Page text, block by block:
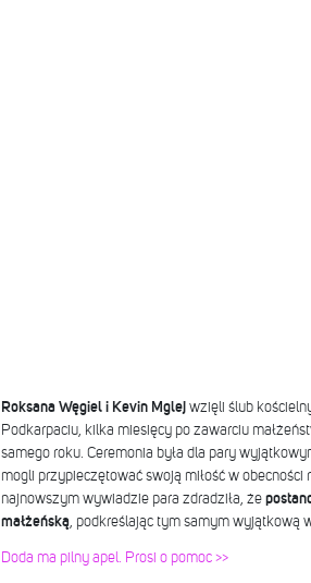
Roksana Węgiel i Kevin Mglej wzięli ślub
Podkarpaciu, kilka miesięcy po zawarciu
samego roku. Ceremonia była dla pary
mogli przypieczętować swoją miłość w
najnowszym wywiadzie para zdradziła, że
małżeńską, podkreślając tym samym wyjątkową
Doda ma pilny apel. Prosi o pomoc >>